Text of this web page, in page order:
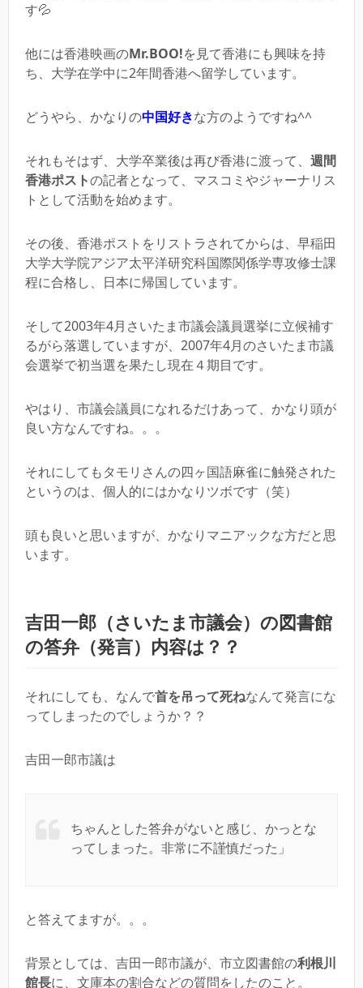
す💦
他には香港映画のMr.BOO!を見て香港にも興味を持
ち、大学在学中に2年間香港へ留学しています。
どうやら、かなりの中国好きな方のようですね^^
それもそはず、大学卒業後は再び香港に渡って、 週間
香港ポストの記者となって、マスコミやジャーナリス
トとして活動を始めます。
その後、香港ポストをリストラされてからは、早稲田
大学大学院アジア太平洋研究科国際関係学専攻修士課
程に合格し、日本に帰国しています。
そして2003年4月さいたま市議会議員選挙に立候補す
るがら落選していますが、2007年4月のさいたま市議
会選挙で初当選を果たし現在４期目です。
やはり、市議会議員になれるだけあって、かなり頭が
良い方なんですね。。。
それにしてもタモリさんの四ヶ国語麻雀に触発された
というのは、個人的にはかなりツボです（笑）
頭も良いと思いますが、かなりマニアックな方だと思
います。
吉田一郎（さいたま市議会）の図書館
の答弁（発言）内容は？？
それにしても、なんで首を吊って死ねなんて発言にな
ってしまったのでしょうか？？
吉田一郎市議は
ちゃんとした答弁がないと感じ、かっとな
ってしまった。非常に不謹慎だった」
と答えてますが。。。
背景としては、吉田一郎市議が、市立図書館の利根川
館長に、文庫本の割合などの質問をしたのこと。